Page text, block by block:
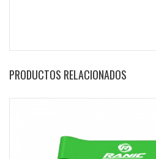
PRODUCTOS RELACIONADOS